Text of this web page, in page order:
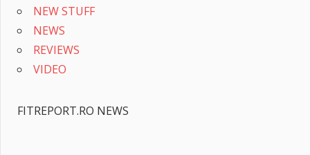
NEW STUFF
NEWS
REVIEWS
VIDEO
FITREPORT.RO NEWS